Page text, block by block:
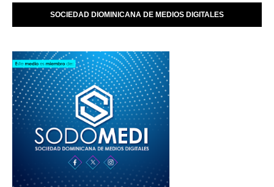
SOCIEDAD DIOMINICANA DE MEDIOS DIGITALES